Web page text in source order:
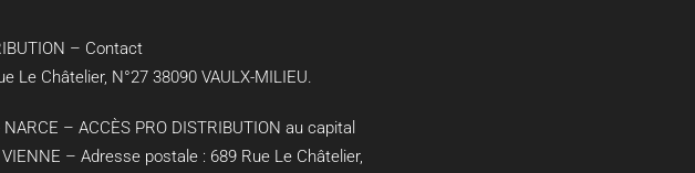
– Contact
Le Châtelier, N°27 38090 VAULX-MILIEU
NARCE – ACCÈS PRO DISTRIBUTION au capital
– Adresse postale : 689 Rue Le Châtelier,